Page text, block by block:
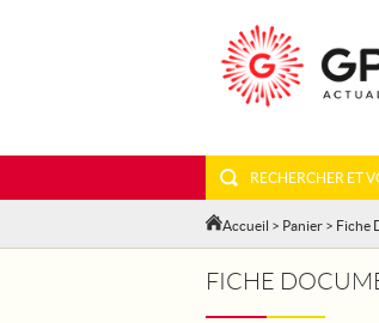
RECHERCHER ET
Accueil > Panier > Fiche
FICHE